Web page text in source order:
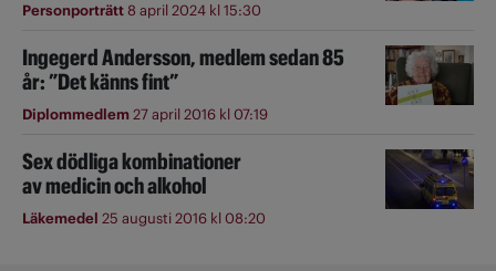
Personporträtt8 april 2024 kl 15:30
Ingegerd Andersson, medlem sedan 85
år: ”Det känns fint”
Diplommedlem27 april 2016 kl 07:19
Sex dödliga kombinationer
av medicin och alkohol
Läkemedel 25 augusti 2016 kl 08:20